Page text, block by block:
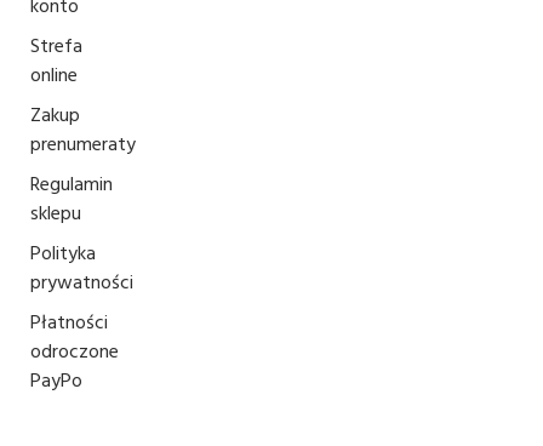
konto
Strefa
online
Zakup
prenumeraty
Regulamin
sklepu
Polityka
prywatności
Płatności
odroczone
PayPo